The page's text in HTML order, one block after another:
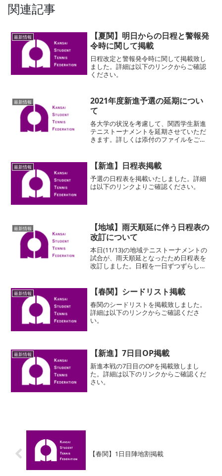
関連記事
最新情報
【夏関】明日からの日程と警報発
令時に関して掲載
日程改定と警報発令時に関して掲載致し
ました。詳細は以下のリンクからご確認
ください。
最新情報
2021年度新進予選の延期につい
て
各大学の状況を考慮して、関西学生新進
テニストーナメントを延期させていただ
きます。詳しくは添付のファイルをご覧
最新情報 【新進】日程表掲載
予選の日程表を掲載いたしました。詳細
は以下のリンクよりご確認ください。
最新情報
【地域】雨天順延に伴う日程表の
改訂について
本日(11/13)の地域テニストーナメントの
試合が、雨天順延となったため日程表を
改訂しました。日程を一日ずつずらし
注意ください。詳細は、以下のリンクか
らご確認ください...
最新情報 【春関】シードリスト掲載
春関のシードリストを掲載致しました。
詳細は以下のリンクからご確認くださ
い。
最新情報 【新進】7日目OP掲載
新進本戦の7日目のOPを掲載致しまし
た。詳細は以下のリンクからご確認くだ
さい。
【春関】1日目陣地割掲載